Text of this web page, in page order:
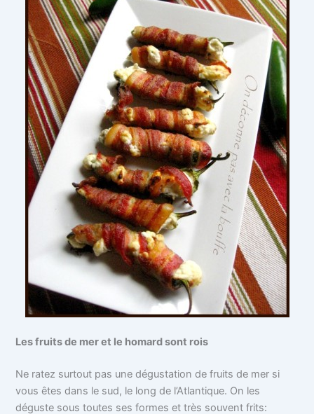
Les fruits de mer et le homard sont rois
Ne ratez surtout pas une dégustation de fruits de mer si
vous êtes dans le sud, le long de l’Atlantique. On les
déguste sous toutes ses formes et très souvent frits: